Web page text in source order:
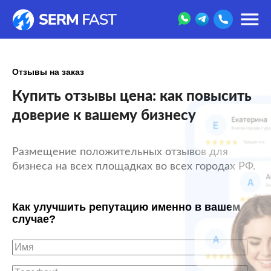
Отзывы на заказ
Купить отзывы цена: как повысить
доверие к вашему бизнесу
Размещение положительных отзывов для
бизнеса на всех площадках во всех городах РФ.
Как улучшить репутацию именно в вашем
случае?